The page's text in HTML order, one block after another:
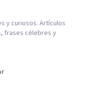
y curiosos. Artículos
frases célebres y